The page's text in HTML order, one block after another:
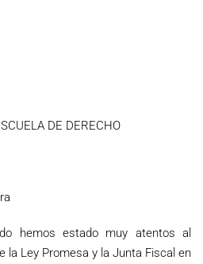
DE DERECHO
hemos estado muy atentos al
la Ley Promesa y la Junta Fiscal en